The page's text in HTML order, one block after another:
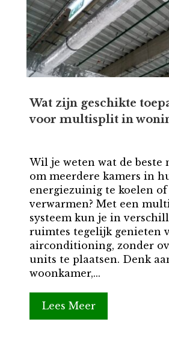
Wat zijn geschikte
voor multisplit in
Wil je weten wat de beste
om meerdere kamers in
energiezuinig te koelen of
verwarmen? Met een
systeem kun je in
ruimtes tegelijk genieten
airconditioning, zonder
units te plaatsen. Denk
woonkamer,...
Lees Meer